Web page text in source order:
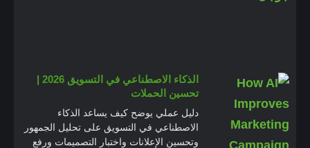
الذكاء الاصطناعي في التسويق 2026 |
تحسين الحملات
دليل عملي يوضح كيف يساعد الذكاء
الاصطناعي في التسويق على تحليل الجمهور
وتحسين الإعلانات واختبار التصميمات ورفع